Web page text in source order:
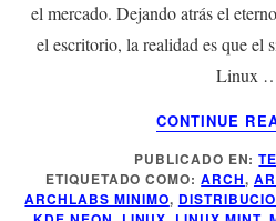
el mercado. Dejando atrás el
el escritorio, la realidad es que el
Linux
CONTINUE
PUBLICADO EN:
ETIQUETADO COMO:ARCH,
ARCHLABS MINIMO,